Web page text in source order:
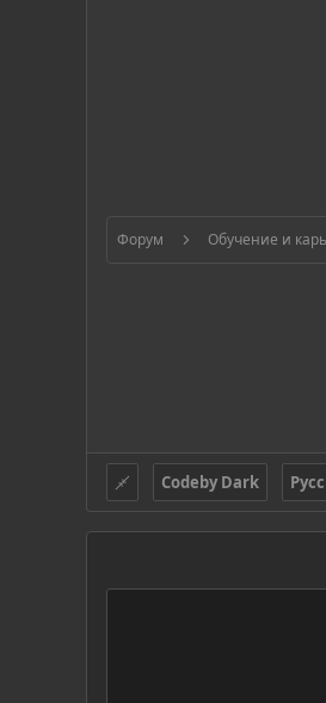
Форум Обучение и
Codeby Dark